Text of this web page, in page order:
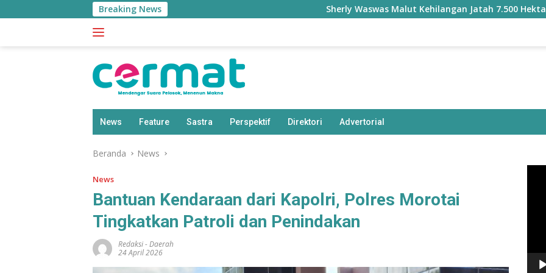
ke
Breaking News Sherly Waswas Malut Kehilangan Jatah 7.500 Hektare
News Feature Sastra Perspektif Direktori Advertorial
Beranda News
News
Bantuan Kendaraan dari Kapolri, Polres Morotai
Tingkatkan Patroli dan Penindakan
Redaksi-Daerah
24 April 2026